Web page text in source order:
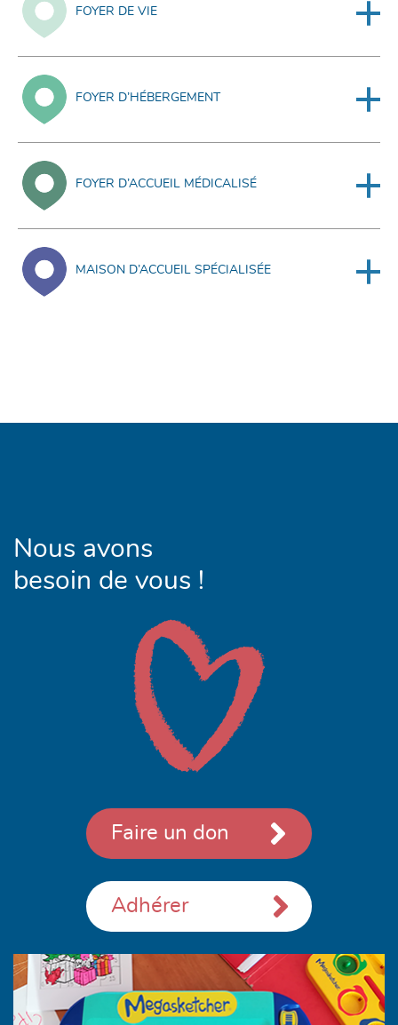
FOYER DE VIE
FOYER D’HÉBERGEMENT
FOYER D’ACCUEIL MÉDICALISÉ
MAISON D’ACCUEIL SPÉCIALISÉE
Nous avons
besoin de vous !
Faire un don
Adhérer